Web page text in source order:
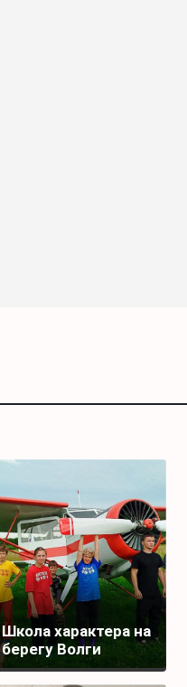
Школа характера на
берегу Волги